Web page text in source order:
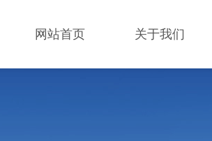
网站首页 关于我们